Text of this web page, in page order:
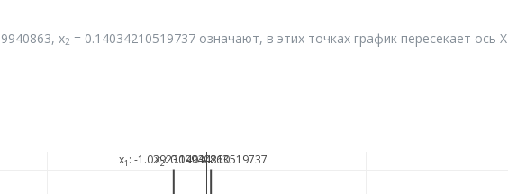
x2 = 0.14034210519737 означают, в этих точках график пересекает ось X
x1 : -1.0292309940863
x2: 0.14034210519737